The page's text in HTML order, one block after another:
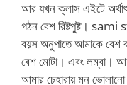
আর যখন ক্লাস এইটে
গঠন বেশ রিষ্টপুষ্ট।
বয়স অনুপাতে আমাকে বেশ
বেশ মোটা। এবং লম্বা।
আমার চেহারায় মন